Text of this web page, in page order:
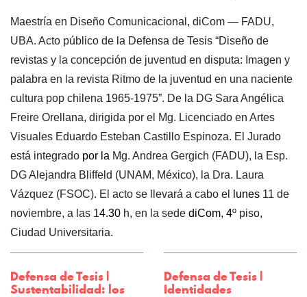
Maestría en Diseño Comunicacional, diCom — FADU,
UBA. Acto público de la Defensa de Tesis “Diseño de
revistas y la concepción de juventud en disputa: Imagen y
palabra en la revista Ritmo de la juventud en una naciente
cultura pop chilena 1965-1975”. De la DG Sara Angélica
Freire Orellana, dirigida por el Mg. Licenciado en Artes
Visuales Eduardo Esteban Castillo Espinoza. El Jurado
está integrado por la Mg. Andrea Gergich (FADU), la Esp.
DG Alejandra Bliffeld (UNAM, México), la Dra. Laura
Vázquez (FSOC). El acto se llevará a cabo el
lunes 11 de
noviembre, a las 14.30 h, en la sede diCom, 4º piso,
Ciudad Universitaria.
Defensa de Tesis |
Sustentabilidad: los
Defensa de Tesis |
Identidades